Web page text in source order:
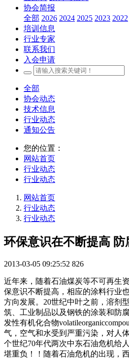
协会简报
全部 2026 2024 2025 2023 2022
培训信息
行业专家
联系我们
入会申请
全部
协会动态
技术信息
行业动态
通知公告
您的位置：
网站首页
行业动态
行业动态
网站首页
行业动态
行业动态
环保意识在不断提高
2013-03-05 09:25:52 826
近年来，随着石油煤炭等不可再生
保意识不断提高，相应的涂料行业
方向发展。20世纪中叶之前，溶剂
筑、工业制品以及钢铁的涂装和防
发性有机化合物
气，空气和水受到严重污染，对人
个世纪70年代两次中东石油危机给
堪重负！！随着石油危机的出现，